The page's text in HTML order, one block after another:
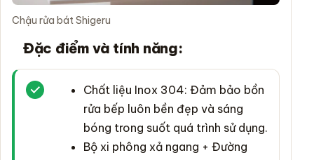
Chậu rửa bát Shigeru
Đặc điểm và tính năng:
Chất liệu Inox 304: Đảm bảo bồn
rửa bếp luôn bền đẹp và sáng
bóng trong suốt quá trình sử dụng.
Bộ xi phông xả ngang + Đường